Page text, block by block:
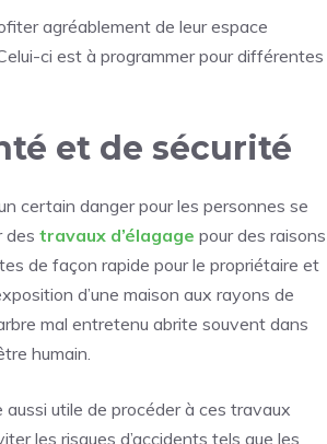
agréablement de leur espace
ci est à programmer pour différentes
et de sécurité
certain danger pour les personnes se
des travaux d’élagage pour des raisons
de façon rapide pour le propriétaire et
d’une maison aux rayons de
mal entretenu abrite souvent dans
humain.
aussi utile de procéder à ces travaux
les risques d’accidents tels que les